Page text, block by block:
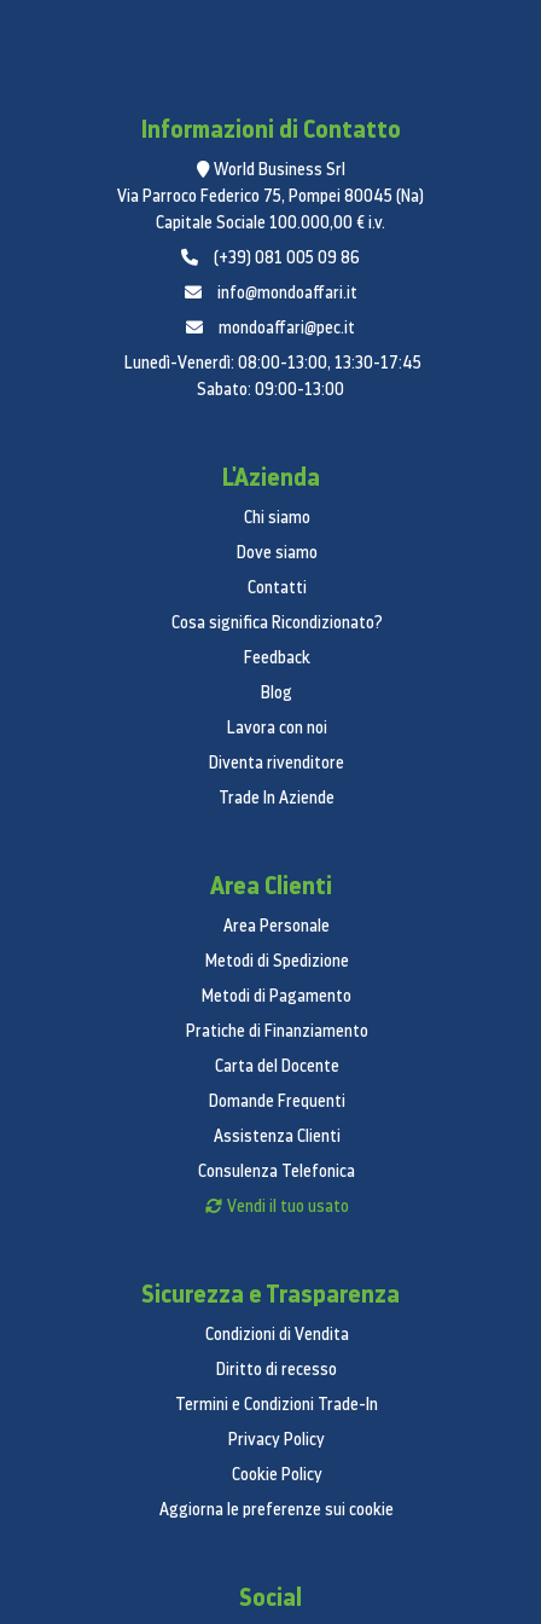
Informazioni di Contatto
World Business Srl
Via Parroco Federico 75, Pompei 80045 (Na)
Capitale Sociale 100.000,00 € i.v.
(+39) 081 005 09 86
info@mondoaffari.it
mondoaffari@pec.it
Lunedì-Venerdì: 08:00-13:00, 13:30-17:45
Sabato: 09:00-13:00
L'Azienda
Chi siamo
Dove siamo
Contatti
Cosa significa Ricondizionato?
Feedback
Blog
Lavora con noi
Diventa rivenditore
Trade In Aziende
Area Clienti
Area Personale
Metodi di Spedizione
Metodi di Pagamento
Pratiche di Finanziamento
Carta del Docente
Domande Frequenti
Assistenza Clienti
Consulenza Telefonica
Vendi il tuo usato
Sicurezza e Trasparenza
Condizioni di Vendita
Diritto di recesso
Termini e Condizioni Trade-In
Privacy Policy
Cookie Policy
Aggiorna le preferenze sui cookie
Social